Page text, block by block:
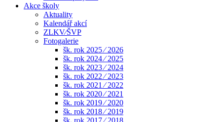
Akce školy
Aktuality
Kalendář akcí
ZLKV⁄ŠVP
Fotogalerie
šk. rok 2025 ⁄ 2026
šk. rok 2024 ⁄ 2025
šk. rok 2023 ⁄ 2024
šk. rok 2022 ⁄ 2023
šk. rok 2021 ⁄ 2022
šk. rok 2020 ⁄ 2021
šk. rok 2019 ⁄ 2020
šk. rok 2018 ⁄ 2019
šk. rok 2017 ⁄ 2018